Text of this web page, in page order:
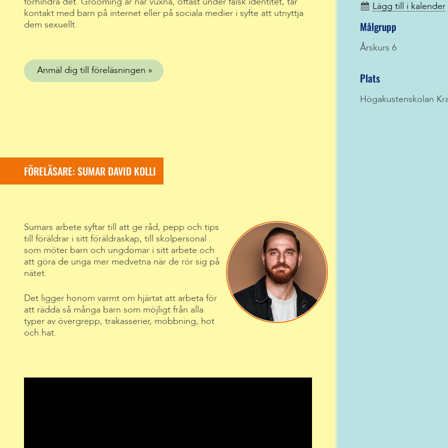
förhindra det. Grooming är när vuxna, oftast under falsk identitet, tar
kontakt med barn på internet eller på sociala medier i syfte att utnyttja
dem sexuellt.
Anmäl dig till föreläsningen
FÖRELÄSARE: SUMAR DAVID KOLLI
Sumars arbete syftar till att ge råd, pepp och tips
till föräldrar i sitt föräldraskap, till skolpersonal
som möter barn och ungdomar i sitt arbete och
att göra de unga mer medvetna när de rör sig på
nätet.
Det ligger honom varmt om hjärtat att arbeta för
att rädda så många barn som möjligt från alla
typer av övergrepp, trakasserier, mobbning, hot
och hat.
Lägg till i kalender
Målgrupp
Årskurs 6
Plats
Högakustenskolan